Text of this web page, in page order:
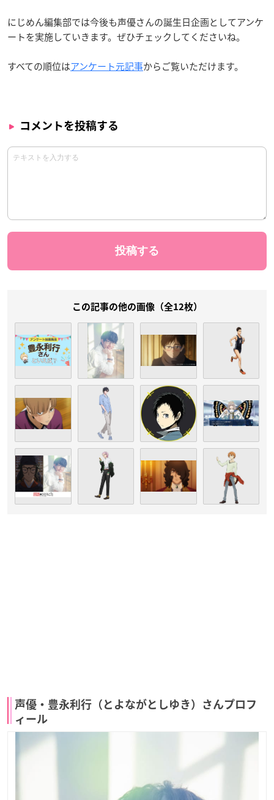
にじめん編集部では今後も声優さんの誕生日企画としてアンケ
ートを実施していきます。ぜひチェックしてくださいね。
すべての順位はアンケート元記事からご覧いただけます。
コメントを投稿する
この記事の他の画像（全12枚）
声優・豊永利行（とよながとしゆき）さんプロフ
ィール